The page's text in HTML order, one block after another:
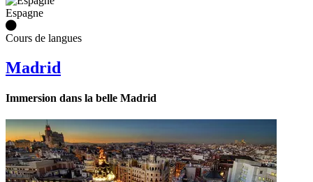
Espagne
Cours de langues
Madrid
Immersion dans la belle Madrid